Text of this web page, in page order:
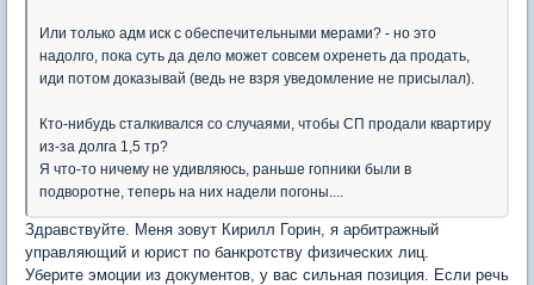
Или только адм иск с обеспечительными мерами? - но это
надолго, пока суть да дело может совсем охренеть да продать,
иди потом доказывай (ведь не взря уведомление не присылал).
Кто-нибудь сталкивался со случаями, чтобы СП продали квартиру
из-за долга 1,5 тр?
Я что-то ничему не удивляюсь, раньше гопники были в
подворотне, теперь на них надели погоны....
Здравствуйте. Меня зовут Кирилл Горин, я арбитражный
управляющий и юрист по банкротству физических лиц.
Уберите эмоции из документов, у вас сильная позиция. Если речь